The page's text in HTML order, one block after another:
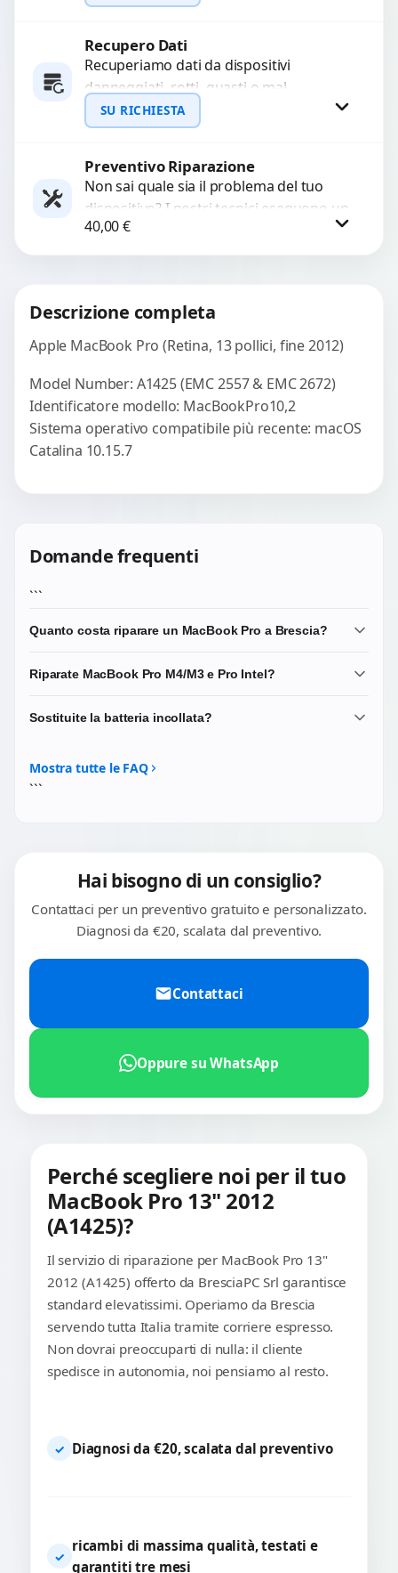
ossidazioni, ripristinare i circuiti e
Richiedi Preventivo
WhatsApp
Recupero Dati
Recuperiamo dati da dispositivi
danneggiati, rotti, guasti o mal
funzionanti. Utilizziamo strumenti
avanzati per recuperare file importanti
SU RICHIESTA
Richiedi Preventivo
WhatsApp
Preventivo Riparazione
Non sai quale sia il problema del tuo
dispositivo? I nostri tecnici eseguono un
check-up completo con strumenti
avanzati per...
40,00€
Descrizione completa
Apple MacBook Pro (Retina, 13 pollici, fine 2012)
Model Number: A1425 (EMC 2557 & EMC 2672)
Identificatore modello: MacBookPro10,2
Sistema operativo compatibile più recente: macOS
Catalina 10.15.7
Domande frequenti
```
Quanto costa riparare un MacBook Pro a Brescia?
Liquid Retina XDR pannelli costano di piu. Microsoldering
Riparate MacBook Pro M4/M3 e Pro Intel?
Touch Bar 2016-2019, Retina 2012-2015, 17 legacy.
Sostituite la batteria incollata?
strip sicura. Garanzia 3 mesi.
Mostra tutte le FAQ
```
Hai bisogno di un consiglio?
Contattaci per un preventivo gratuito e personalizzato.
Diagnosi da €20, scalata dal preventivo.
Contattaci
Oppure su WhatsApp
Perché scegliere noi per il tuo
MacBook Pro 13" 2012
(A1425)?
Il servizio di riparazione per MacBook Pro 13"
2012 (A1425) offerto da BresciaPC Srl garantisce
standard elevatissimi. Operiamo da Brescia
servendo tutta Italia tramite corriere espresso.
Non dovrai preoccuparti di nulla: il cliente
spedisce in autonomia, noi pensiamo al resto.
✓ Diagnosi da €20, scalata dal preventivo
✓
ricambi di massima qualità, testati e
garantiti tre mesi